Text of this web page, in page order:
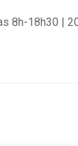
8h-18h30 |